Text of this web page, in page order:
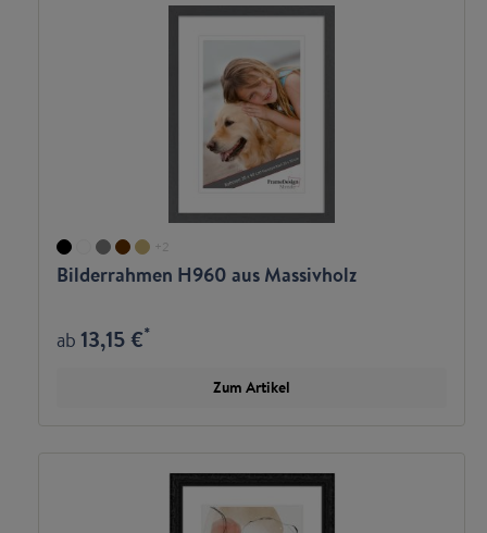
+2
Bilderrahmen H960 aus Massivholz
ab13,15 €*
Zum Artikel